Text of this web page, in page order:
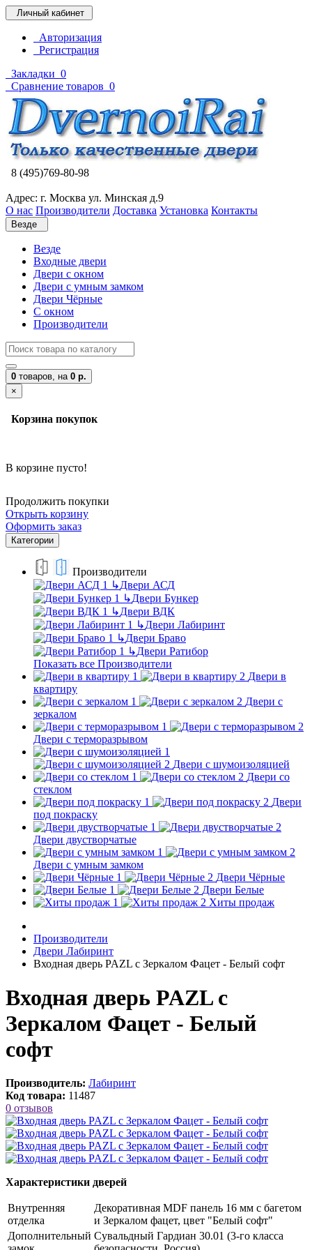
Личный кабинет
Авторизация
Регистрация
Закладки 0
Сравнение товаров 0
8 (495)769-80-98
Адрес: г. Москва ул. Минская д.9
О нас Производители Доставка Установка Контакты
Везде
Везде
Входные двери
Двери с окном
Двери с умным замком
Двери Чёрные
C окном
Производители
0 товаров, на 0 р.
×
Корзина покупок
В корзине пусто!
Продолжить покупки
Открыть корзину
Оформить заказ
Категории
Производители
↳Двери АСД
↳Двери Бункер
↳Двери ВДК
↳Двери Лабиринт
↳Двери Браво
↳Двери Ратибор
Показать все Производители
Двери в
квартиру
Двери с
зеркалом
Двери с терморазрывом
Двери с шумоизоляцией
Двери со
стеклом
Двери
под покраску
Двери двустворчатые
Двери с умным замком
Двери Чёрные
Двери Белые
Хиты продаж
Производители
Двери Лабиринт
Входная дверь PAZL с Зеркалом Фацет - Белый софт
Входная дверь PAZL с
Зеркалом Фацет - Белый
софт
Производитель: Лабиринт
Код товара: 11487
0 отзывов
Характеристики дверей
Внутренняя
отделка
Декоративная MDF панель 16 мм с багетом
и Зеркалом фацет, цвет "Белый софт"
Дополнительный Сувальдный Гардиан 30.01 (3-го класса